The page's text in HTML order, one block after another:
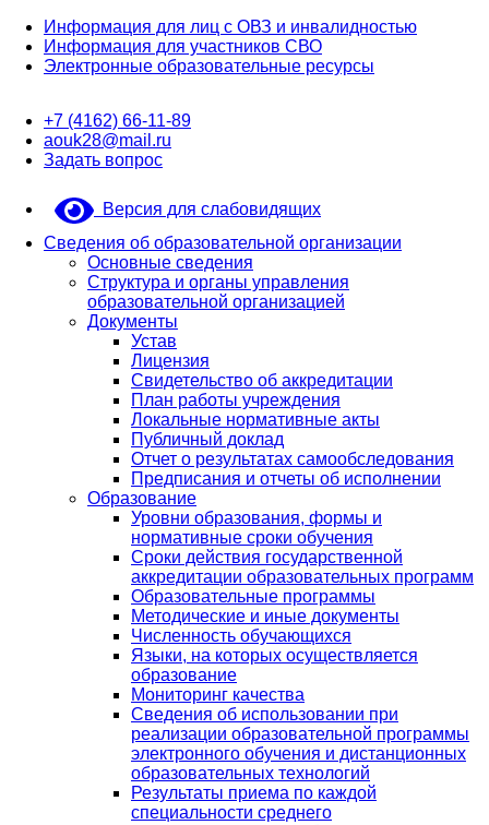
Информация для лиц с ОВЗ и инвалидностью
Информация для участников СВО
Электронные образовательные ресурсы
+7 (4162) 66-11-89
aouk28@mail.ru
Задать вопрос
Версия для слабовидящих
Сведения об образовательной организации
Основные сведения
Структура и органы управления
образовательной организацией
Документы
Устав
Лицензия
Свидетельство об аккредитации
План работы учреждения
Локальные нормативные акты
Публичный доклад
Отчет о результатах самообследования
Предписания и отчеты об исполнении
Образование
Уровни образования, формы и
нормативные сроки обучения
Сроки действия государственной
аккредитации образовательных программ
Образовательные программы
Методические и иные документы
Численность обучающихся
Языки, на которых осуществляется
образование
Мониторинг качества
Сведения об использовании при
реализации образовательной программы
электронного обучения и дистанционных
образовательных технологий
Результаты приема по каждой
специальности среднего